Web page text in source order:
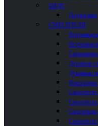
БИДЕ
Подвесные
СМЕСИТЕЛИ
Душевые
Душевые
Напольные
Смесители
Смесители
Смесители